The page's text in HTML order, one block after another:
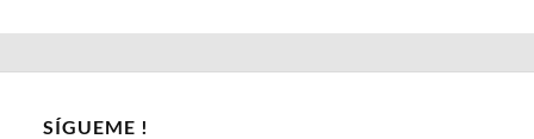
SÍGUEME !